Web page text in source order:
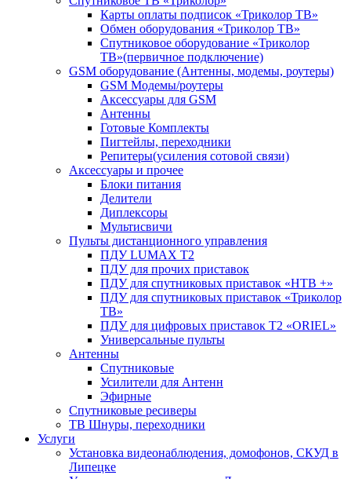
Карты оплаты подписок «Триколор ТВ»
Обмен оборудования «Триколор ТВ»
Спутниковое оборудование «Триколор
ТВ»(первичное подключение)
GSM оборудование (Антенны, модемы, роутеры)
GSM Модемы/роутеры
Аксессуары для GSM
Антенны
Готовые Комплекты
Пигтейлы, переходники
Репитеры(усиления сотовой связи)
Аксессуары и прочее
Блоки питания
Делители
Диплексоры
Мультисвичи
Пульты дистанционного управления
ПДУ LUMAX Т2
ПДУ для прочих приставок
ПДУ для спутниковых приставок «НТВ +»
ПДУ для спутниковых приставок «Триколор
ТВ»
ПДУ для цифровых приставок Т2 «ORIEL»
Универсальные пульты
Антенны
Спутниковые
Усилители для Антенн
Эфирные
Спутниковые ресиверы
ТВ Шнуры, переходники
Услуги
Установка видеонаблюдения, домофонов, СКУД в
Липецке